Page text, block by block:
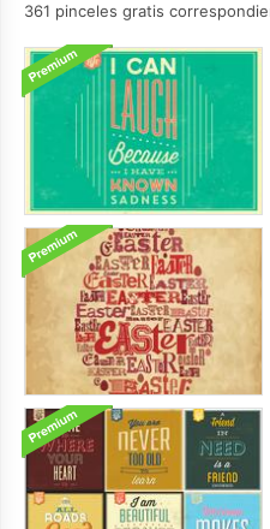
361 pinceles gratis